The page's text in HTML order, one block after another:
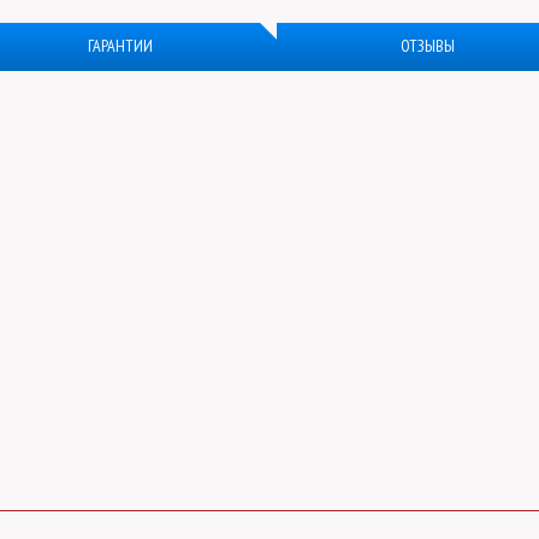
ГАРАНТИИ ОТЗЫВЫ